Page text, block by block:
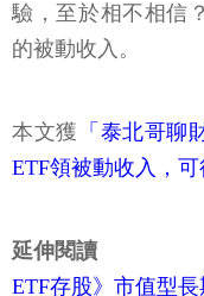
驗，至於相不相信
的被動收入。
本文獲 「泰北哥聊
ETF領被動收入，可
延伸閱讀
ETF存股》市值型